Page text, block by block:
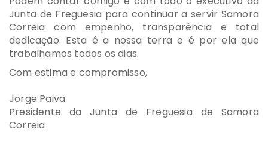
Junta de Freguesia para continuar a servir Samora
Correia com empenho, transparência e total
dedicação. Esta é a nossa terra e é por ela que
trabalhamos todos os dias.
Com estima e compromisso,
Jorge Paiva
Presidente da Junta de Freguesia de Samora
Correia